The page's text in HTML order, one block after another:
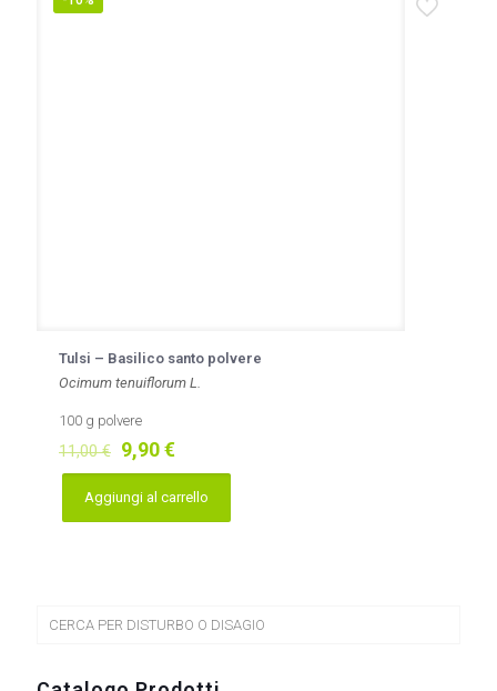
Le
Tulsi – Basilico santo polvere
Ocimum tenuiflorum L.
100 g polvere
11,00€ Il
prezzo
originale
era:
9,90€Il
prezzo
attuale
Aggiungi al carrello
CERCA PER DISTURBO O DISAGIO